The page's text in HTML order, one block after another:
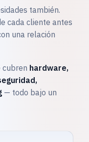
también.
cada cliente antes
una relación
cubren hardware,
— todo bajo un